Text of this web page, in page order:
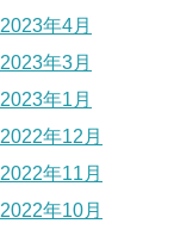
2023年4月
2023年3月
2023年1月
2022年12月
2022年11月
2022年10月